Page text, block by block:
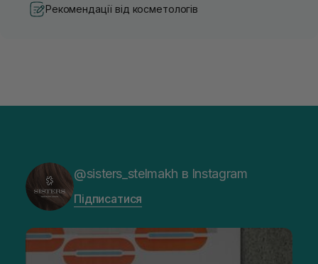
додаткові властивості, як-отсонцезахисний
антиоксидантний крем WHOCARES Bifida Barrier Sun Cream
зберігає молодість шкіри, рівний тон і її
Особливості СПФ-захисту для обличчя: склад
санскринів, тип фільтрів і рівень
блокування променів
Сонцезахисний засіб для обличчя необхідно застосовувати
протягом усього року, однак у літній період він стає
особливо важливим. На відміну від звичайних кремів,
Рекомендації від косметологів
@sisters_stelmakh в Instagram
Підписатися